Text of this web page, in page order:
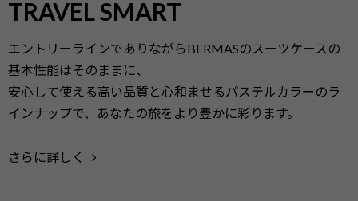
TRAVEL SMART
エントリーラインでありながらBERMASのスーツケースの
基本性能はそのままに、
安心して使える高い品質と心和ませるパステルカラーのラ
インナップで、あなたの旅をより豊かに彩ります。
さらに詳しく